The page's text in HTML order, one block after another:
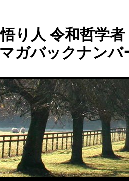
り人 令和哲学
ガバックナンバ